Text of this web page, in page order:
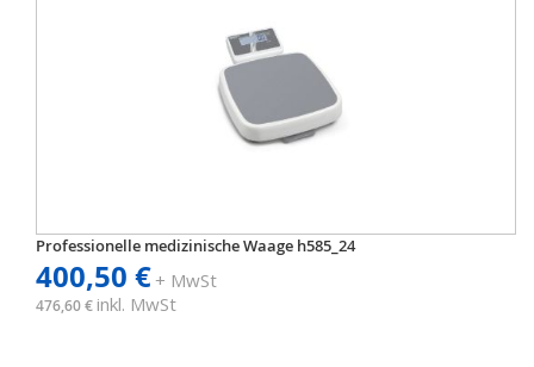
Professionelle medizinische Waage h585_24
400,50 €+ MwSt
476,60 € inkl. MwSt